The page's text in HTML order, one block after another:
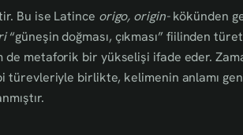
Bu ise Latince origo, origin-kökünden
“güneşin doğması, çıkması” fiilinden
de metaforik bir yükselişi ifade eder.
türevleriyle birlikte, kelimenin anlamı